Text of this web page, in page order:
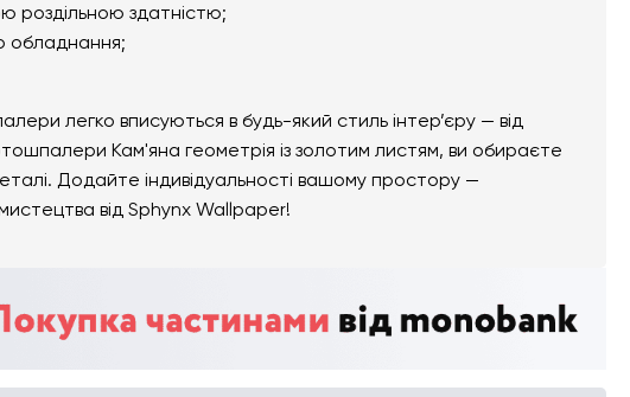
роздільною здатністю;
обладнання;
легко вписуються в будь-який стиль інтер’єру — від
Кам'яна геометрія із золотим листям, ви обираєте
Додайте індивідуальності вашому простору —
від Sphynx Wallpaper!